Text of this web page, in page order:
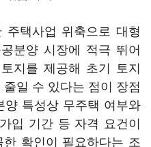
택사업 위축으로 대형
분양 시장에 적극 뛰어
지를 제공해 초기 토지
일 수 있다는 점이 장점
양 특성상 무주택 여부와
입 기간 등 자격 요건이
확인이 필요하다는 조